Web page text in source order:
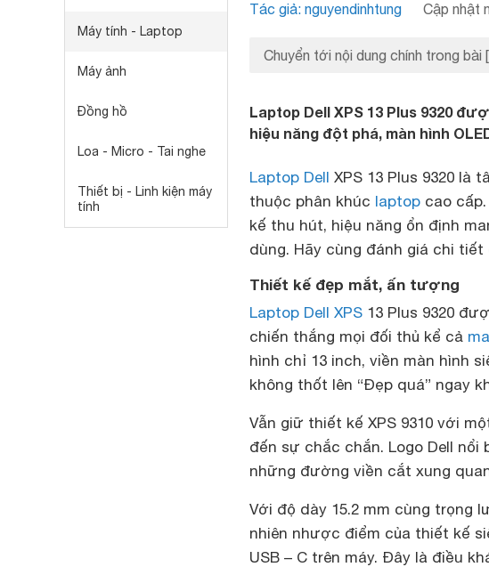
Máy tính - Laptop
Máy ảnh
Đồng hồ
Loa - Micro - Tai nghe
Thiết bị - Linh kiện máy
tính
Tác giả: nguyendinhtung Cập nhật
Chuyển tới nội dung chính trong bài
Laptop Dell XPS 13 Plus 9320
hiệu năng đột phá, màn hình
Laptop Dell XPS 13 Plus 9320 là
thuộc phân khúc laptop cao
kế thu hút, hiệu năng ổn định
dùng. Hãy cùng đánh giá chi
Thiết kế đẹp mắt, ấn tượng
Laptop Dell XPS 13 Plus 9320
chiến thắng mọi đối thủ kể cả
hình chỉ 13 inch, viền màn hình
không thốt lên “Đẹp quá” ngay
Vẫn giữ thiết kế XPS 9310 với
đến sự chắc chắn. Logo Dell
những đường viền cắt xung
Với độ dày 15.2 mm cùng trọng
nhiên nhược điểm của thiết kế
USB – C trên máy. Đây là điều